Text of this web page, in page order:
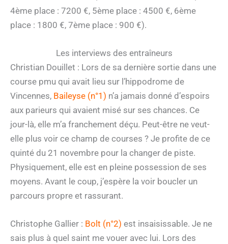
4ème place : 7200 €, 5ème place : 4500 €, 6ème
place : 1800 €, 7ème place : 900 €).
Les interviews des entraîneurs
Christian Douillet : Lors de sa dernière sortie dans une
course pmu qui avait lieu sur l’hippodrome de
Vincennes, Baileyse (n°1) n’a jamais donné d’espoirs
aux parieurs qui avaient misé sur ses chances. Ce
jour-là, elle m’a franchement déçu. Peut-être ne veut-
elle plus voir ce champ de courses ? Je profite de ce
quinté du 21 novembre pour la changer de piste.
Physiquement, elle est en pleine possession de ses
moyens. Avant le coup, j’espère la voir boucler un
parcours propre et rassurant.
Christophe Gallier : Bolt (n°2) est insaisissable. Je ne
sais plus à quel saint me vouer avec lui. Lors des